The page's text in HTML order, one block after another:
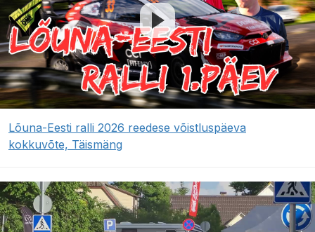
Lõuna-Eesti ralli 2026 reedese võistluspäeva
kokkuvõte, Täismäng